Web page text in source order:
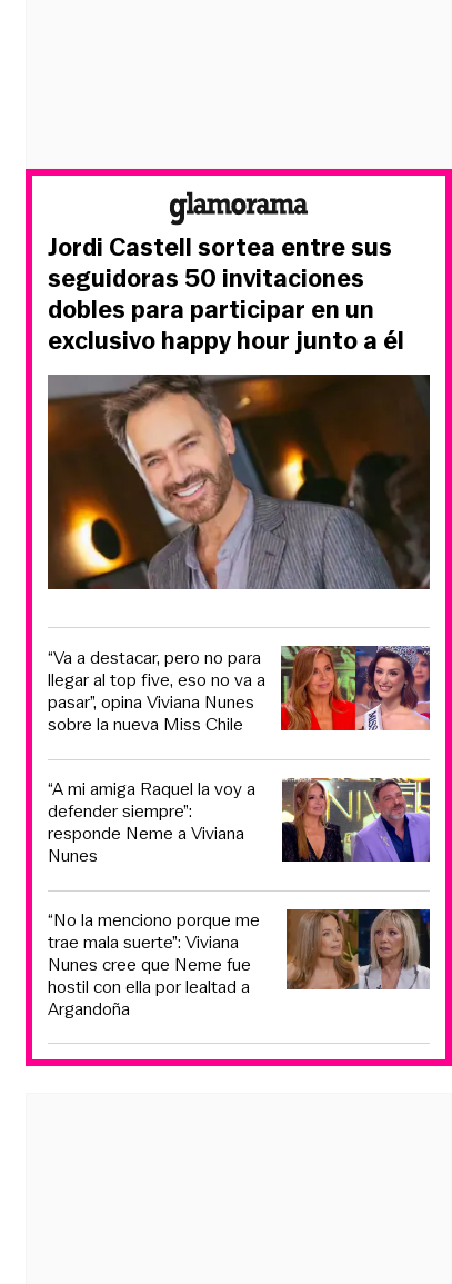
Jordi Castell sortea entre sus
seguidoras 50 invitaciones
dobles para participar en un
exclusivo happy hour junto a él
“Va a destacar, pero no para
llegar al top five, eso no va a
pasar”, opina Viviana Nunes
sobre la nueva Miss Chile
“A mi amiga Raquel la voy a
defender siempre”:
responde Neme a Viviana
Nunes
“No la menciono porque me
trae mala suerte”: Viviana
Nunes cree que Neme fue
hostil con ella por lealtad a
Argandoña